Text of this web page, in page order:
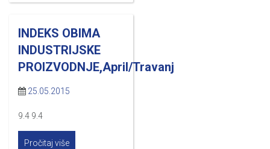
INDEKS OBIMA
INDUSTRIJSKE
PROIZVODNJE,April/Travanj
25.05.2015
9.4 9.4
Pročitaj više